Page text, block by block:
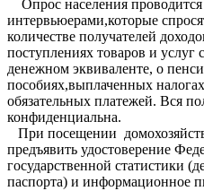
Опрос населения
интервьюерами,которые
количестве получателей
поступлениях товаров и услуг
денежном эквиваленте, о
пособиях,выплаченных
обязательных платежей. Вся
конфиденциальна.
При посещении
предъявить удостоверение
государственной статистики
паспорта) и информационное